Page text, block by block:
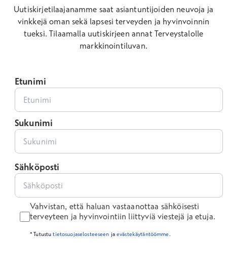
Uutiskirjetilaajanamme saat asiantuntijoiden neuvoja ja
vinkkejä oman sekä lapsesi terveyden ja hyvinvoinnin
tueksi. Tilaamalla uutiskirjeen annat Terveystalolle
markkinointiluvan.
Etunimi
Sukunimi
Sähköposti
Vahvistan, että haluan vastaanottaa sähköisesti
terveyteen ja hyvinvointiin liittyviä viestejä ja etuja.
* Tutustutietosuojaselosteeseen jaevästekäytäntöömme.